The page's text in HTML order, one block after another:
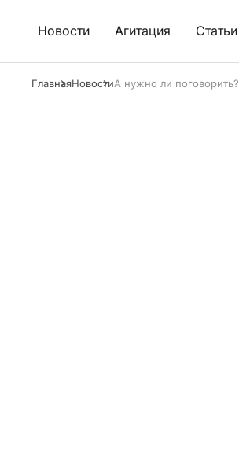
Новости Агитация Статьи
ГлавнаяНовостиА нужно ли поговорить?